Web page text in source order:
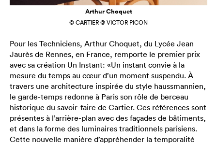
Arthur Choquet
© CARTIER @ VICTOR PICON
Pour les Techniciens, Arthur Choquet, du Lycée Jean
Jaurès de Rennes, en France, remporte le premier prix
avec sa création Un Instant: «Un instant convie à la
mesure du temps au cœur d’un moment suspendu. À
travers une architecture inspirée du style haussmannien,
le garde-temps redonne à Paris son rôle de berceau
historique du savoir-faire de Cartier. Ces références sont
présentes à l’arrière-plan avec des façades de bâtiments,
et dans la forme des luminaires traditionnels parisiens.
Cette nouvelle manière d’appréhender la temporalité